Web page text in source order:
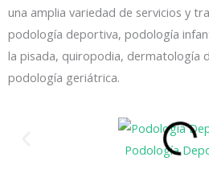
una amplia variedad de servicios y
podología deportiva, podología
la pisada, quiropodia, dermatología
podología geriátrica.
Podología